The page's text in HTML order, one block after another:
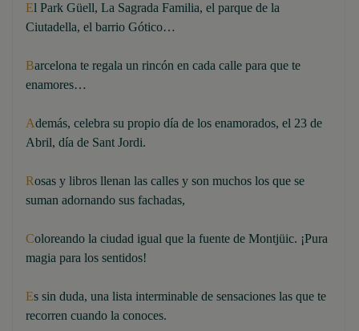
El Park Güell, La Sagrada Familia, el parque de la
Ciutadella, el barrio Gótico…
Barcelona te regala un rincón en cada calle para que te
enamores…
Además, celebra su propio día de los enamorados, el 23 de
Abril, día de Sant Jordi.
Rosas y libros llenan las calles y son muchos los que se
suman adornando sus fachadas,
Coloreando la ciudad igual que la fuente de Montjüic. ¡Pura
magia para los sentidos!
Es sin duda, una lista interminable de sensaciones las que te
recorren cuando la conoces.